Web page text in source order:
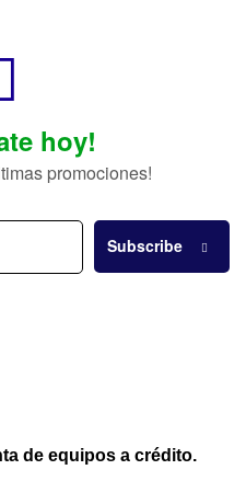
hoy!
promociones!
Subscribe
de equipos a crédito.